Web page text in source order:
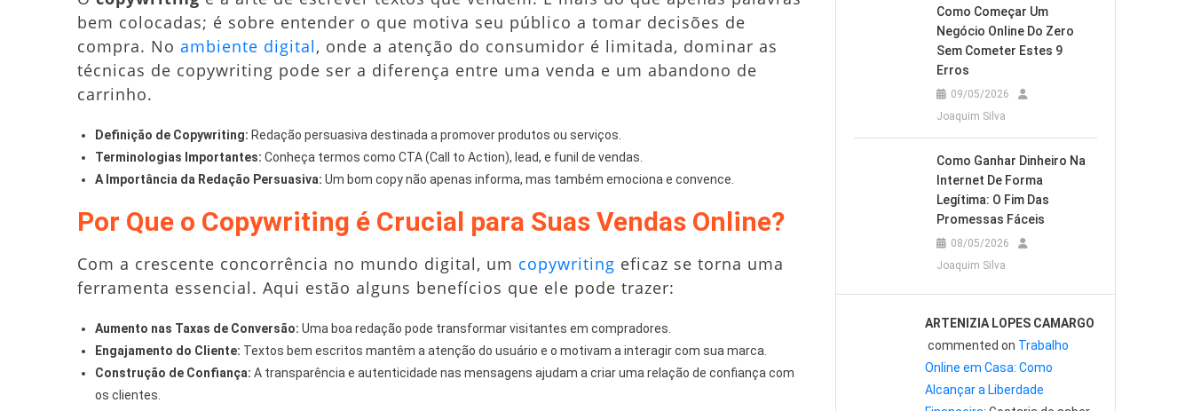
bem colocadas; é sobre entender o que motiva seu público a tomar decisões de
compra. No ambiente digital, onde a atenção do consumidor é limitada, dominar as
técnicas de copywriting pode ser a diferença entre uma venda e um abandono de
carrinho.
Definição de Copywriting: Redação persuasiva destinada a promover produtos ou serviços.
Terminologias Importantes: Conheça termos como CTA (Call to Action), lead, e funil de vendas.
A Importância da Redação Persuasiva: Um bom copy não apenas informa, mas também emociona e convence.
Por Que o Copywriting é Crucial para Suas Vendas Online?
Com a crescente concorrência no mundo digital, um copywriting eficaz se torna uma
ferramenta essencial. Aqui estão alguns benefícios que ele pode trazer:
Aumento nas Taxas de Conversão: Uma boa redação pode transformar visitantes em compradores.
Engajamento do Cliente: Textos bem escritos mantêm a atenção do usuário e o motivam a interagir com sua marca.
Construção de Confiança: A transparência e autenticidade nas mensagens ajudam a criar uma relação de confiança com
os clientes.
Como Começar Um
Negócio Online Do Zero
Sem Cometer Estes 9
Erros
09/05/2026
Joaquim Silva
Como Ganhar Dinheiro Na
Internet De Forma
Legítima: O Fim Das
Promessas Fáceis
08/05/2026
Joaquim Silva
ARTENIZIA LOPES CAMARGO
commented on Trabalho
Online em Casa: Como
Alcançar a Liberdade